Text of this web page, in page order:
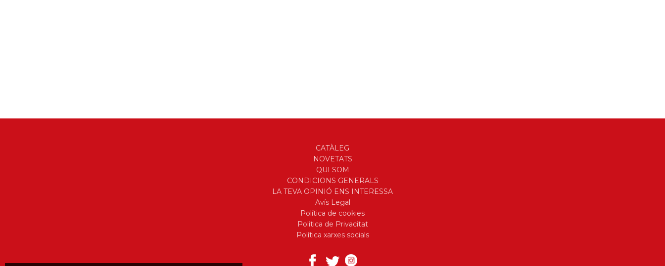
CATÀLEG
NOVETATS
QUI SOM
CONDICIONS GENERALS
LA TEVA OPINIÓ ENS INTERESSA
Avís Legal
Política de cookies
Politica de Privacitat
Política xarxes socials